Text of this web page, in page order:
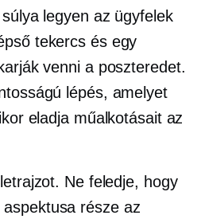
legyen az ügyfelek
tekercs és egy
venni a poszteredet.
lépés, amelyet
eladja műalkotásait az
Ne feledje, hogy
része az